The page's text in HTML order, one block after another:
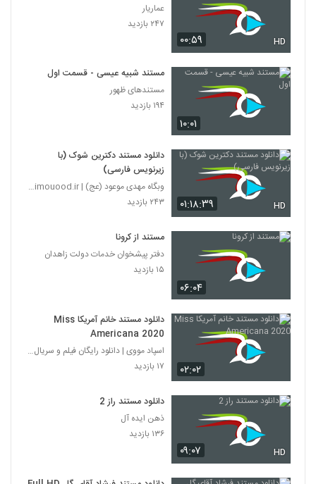
۰۰:۵۹ HD
عماریار
۲۴۷ بازدید
۱۰:۰۱
مستند شبیه عیسی - قسمت اول
مستندهای ظهور
۱۹۴ بازدید
۰۱:۱۸:۳۹ HD
دانلود مستند دکترین شوک (با
زیرنویس فارسی)
وبگاه مهدی موعود (عج) | mahdimouood.ir
۲۴۳ بازدید
۰۶:۰۴
مستند از کرونا
دفتر پیشخوان خدمات دولت زاهدان
۱۵ بازدید
۰۲:۰۲
دانلود مستند خانم آمریکا Miss
Americana 2020
اسپاد مووی | دانلود رایگان فیلم و سریال ایرانی
۱۷ بازدید
۰۹:۰۷ HD
دانلود مستند راز 2
ذهن ایده آل
۱۳۶ بازدید